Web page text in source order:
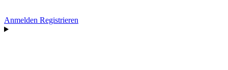
Anmelden Registrieren